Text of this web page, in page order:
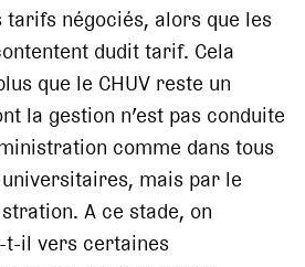
tarifs négociés, alors que les
dudit tarif. Cela
que le CHUV reste un
la gestion n’est pas conduite
comme dans tous
mais par le
A ce stade, on
t-il vers certaines